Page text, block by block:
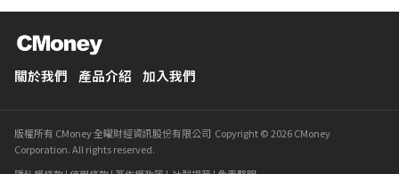
關於我們 產品介紹 加入我們
版權所有 CMoney 全曜財經資訊股份有限公司 Copyright © 2026 CMoney
Corporation. All rights reserved.